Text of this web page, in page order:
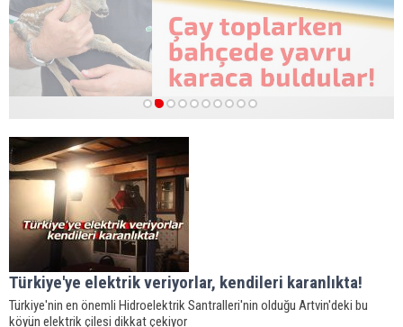
Türkiye'ye elektrik veriyorlar, kendileri karanlıkta!
Türkiye'nin en önemli Hidroelektrik Santralleri'nin olduğu Artvin'deki bu
köyün elektrik çilesi dikkat çekiyor